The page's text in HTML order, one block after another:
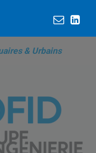
& Urbains